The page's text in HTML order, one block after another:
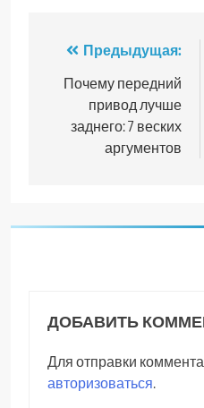
Навигация
по
записям
Предыдущая:
Почему передний
привод лучше
заднего: 7 веских
аргументов
ДОБАВИТЬ
Для отправки
авторизоваться.